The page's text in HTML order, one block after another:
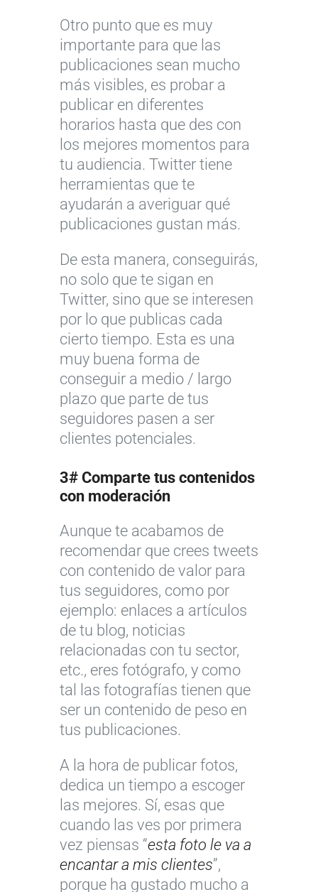
Otro punto que es muy
importante para que las
publicaciones sean mucho
más visibles, es probar a
publicar en diferentes
horarios hasta que des con
los mejores momentos para
tu audiencia. Twitter tiene
herramientas que te
ayudarán a averiguar qué
publicaciones gustan más.
De esta manera, conseguirás,
no solo que te sigan en
Twitter, sino que se interesen
por lo que publicas cada
cierto tiempo. Esta es una
muy buena forma de
conseguir a medio / largo
plazo que parte de tus
seguidores pasen a ser
clientes potenciales.
3# Comparte tus contenidos
con moderación
Aunque te acabamos de
recomendar que crees tweets
con contenido de valor para
tus seguidores, como por
ejemplo: enlaces a artículos
de tu blog, noticias
relacionadas con tu sector,
etc., eres fotógrafo, y como
tal las fotografías tienen que
ser un contenido de peso en
tus publicaciones.
A la hora de publicar fotos,
dedica un tiempo a escoger
las mejores. Sí, esas que
cuando las ves por primera
vez piensas “esta foto le va a
encantar a mis clientes”,
porque ha gustado mucho a